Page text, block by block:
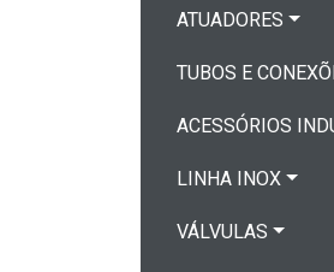
ATUADORES
TUBOS E
ACESSÓRIOS
LINHA INOX
VÁLVULAS